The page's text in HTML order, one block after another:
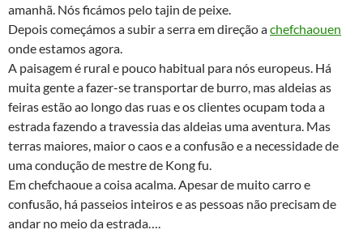
amanhã. Nós ficámos pelo tajin de peixe.
Depois começámos a subir a serra em direção achefchaouen
onde estamos agora.
A paisagem é rural e pouco habitual para nós europeus. Há
muita gente a fazer-se transportar de burro, mas aldeias as
feiras estão ao longo das ruas e os clientes ocupam toda a
estrada fazendo a travessia das aldeias uma aventura. Mas
terras maiores, maior o caos e a confusão e a necessidade de
uma condução de mestre de Kong fu.
Em chefchaoue a coisa acalma. Apesar de muito carro e
confusão, há passeios inteiros e as pessoas não precisam de
andar no meio da estrada….